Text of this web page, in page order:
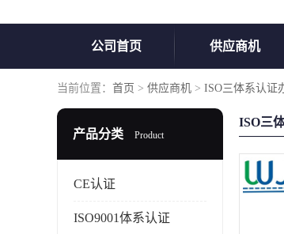
公司首页 供应商机
当前位置： 首页 > 供应商机 > ISO三体系认证
产品分类 Product
CE认证
ISO9001体系认证
ISO三